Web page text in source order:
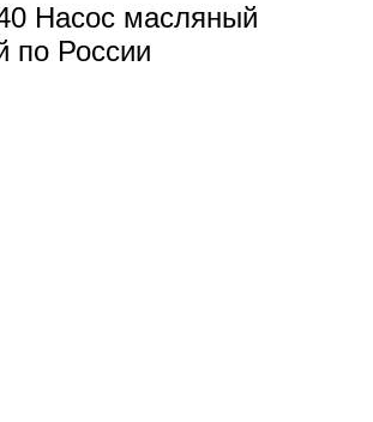
Насос масляный
по России